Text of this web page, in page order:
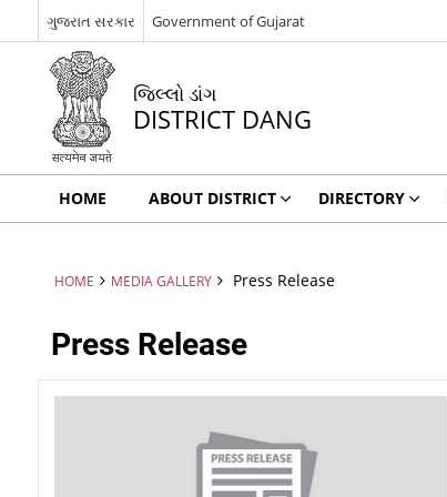
ગુજરાત સરકાર Government of Gujarat
જિલ્લો ડાંગ
DISTRICT DANG
HOME ABOUT DISTRICT DIRECTORY
HOME MEDIA GALLERY Press Release
Press Release